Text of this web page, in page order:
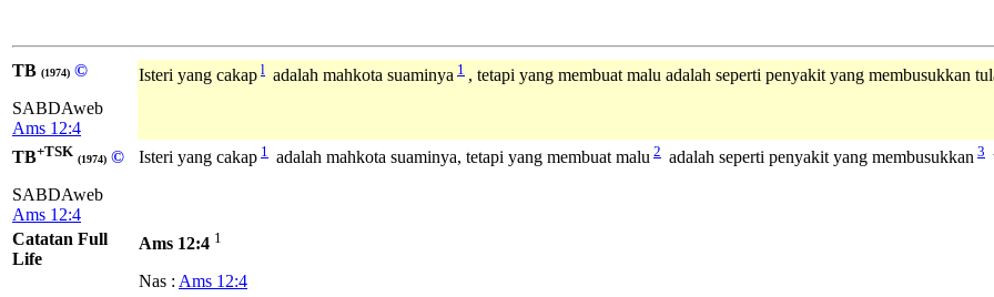
TB (1974) ©
SABDAweb
Ams 12:4
Isteri yang cakap l adalah mahkota suaminya 1 , tetapi yang membuat malu adalah seperti penyakit yang membusukkan
TB+TSK (1974) ©
SABDAweb
Ams 12:4
Isteri yang cakap 1 adalah mahkota suaminya, tetapi yang membuat malu 2 adalah seperti penyakit yang membusukkan 3
Catatan Full
Life
Ams 12:4 1
Nas : Ams 12:4